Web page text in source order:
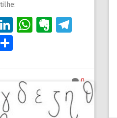
Facebook
LinkedIn
WhatsApp
Evernote
Copy
0